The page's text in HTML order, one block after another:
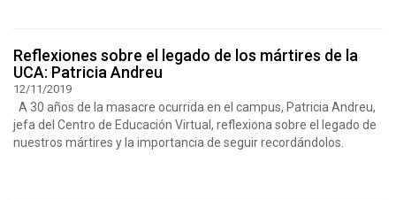
Reflexiones sobre el legado de los mártires de la
UCA: Patricia Andreu
12/11/2019
A 30 años de la masacre ocurrida en el campus, Patricia Andreu,
jefa del Centro de Educación Virtual, reflexiona sobre el legado de
nuestros mártires y la importancia de seguir recordándolos.